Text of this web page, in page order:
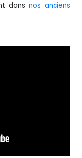
dansnos anciens